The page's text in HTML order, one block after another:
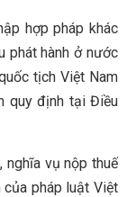
hợp pháp khác
phát hành ở nước
tịch Việt Nam
quy định tại Điều
nghĩa vụ nộp thuế
của pháp luật Việt